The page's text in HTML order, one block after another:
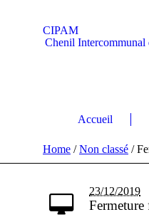
CIPAM
Chenil
Accueil
Home /Non classé /
23/12/2019
Fermeture